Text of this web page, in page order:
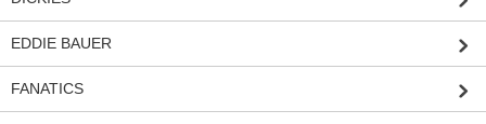
EDDIE BAUER
FANATICS